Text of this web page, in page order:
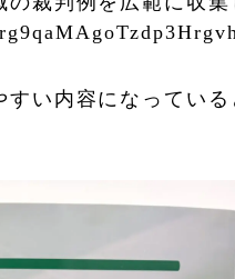
い内容になってい